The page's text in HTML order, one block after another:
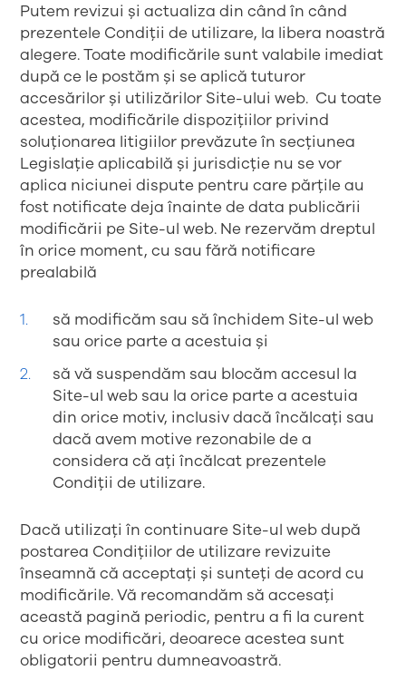
Putem revizui și actualiza din când în când
prezentele Condiții de utilizare, la libera noastră
alegere. Toate modificările sunt valabile imediat
după ce le postăm și se aplică tuturor
accesărilor și utilizărilor Site-ului web. Cu toate
acestea, modificările dispozițiilor privind
soluționarea litigiilor prevăzute în secțiunea
Legislație aplicabilă și jurisdicție nu se vor
aplica niciunei dispute pentru care părțile au
fost notificate deja înainte de data publicării
modificării pe Site-ul web. Ne rezervăm dreptul
în orice moment, cu sau fără notificare
prealabilă
să modificăm sau să închidem Site-ul web
sau orice parte a acestuia și
să vă suspendăm sau blocăm accesul la
Site-ul web sau la orice parte a acestuia
din orice motiv, inclusiv dacă încălcați sau
dacă avem motive rezonabile de a
considera că ați încălcat prezentele
Condiții de utilizare.
Dacă utilizați în continuare Site-ul web după
postarea Condițiilor de utilizare revizuite
înseamnă că acceptați și sunteți de acord cu
modificările. Vă recomandăm să accesați
această pagină periodic, pentru a fi la curent
cu orice modificări, deoarece acestea sunt
obligatorii pentru dumneavoastră.